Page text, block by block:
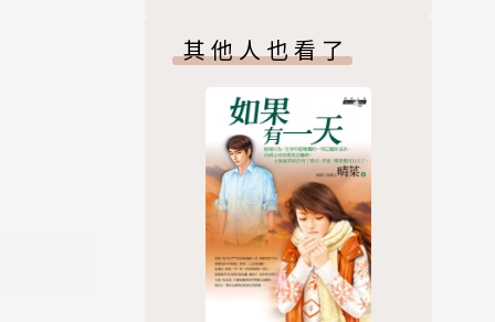
而萌生
版成實
小說的
其他人也看了